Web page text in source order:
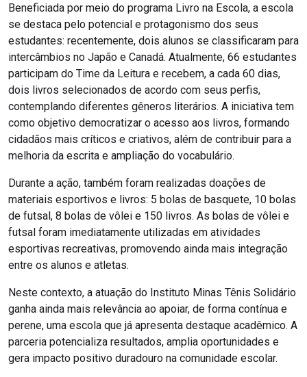
Beneficiada por meio do programa Livro na Escola, a escola
se destaca pelo potencial e protagonismo dos seus
estudantes: recentemente, dois alunos se classificaram para
intercâmbios no Japão e Canadá. Atualmente, 66 estudantes
participam do Time da Leitura e recebem, a cada 60 dias,
dois livros selecionados de acordo com seus perfis,
contemplando diferentes gêneros literários. A iniciativa tem
como objetivo democratizar o acesso aos livros, formando
cidadãos mais críticos e criativos, além de contribuir para a
melhoria da escrita e ampliação do vocabulário.
Durante a ação, também foram realizadas doações de
materiais esportivos e livros: 5 bolas de basquete, 10 bolas
de futsal, 8 bolas de vôlei e 150 livros. As bolas de vôlei e
futsal foram imediatamente utilizadas em atividades
esportivas recreativas, promovendo ainda mais integração
entre os alunos e atletas.
Neste contexto, a atuação do Instituto Minas Tênis Solidário
ganha ainda mais relevância ao apoiar, de forma contínua e
perene, uma escola que já apresenta destaque acadêmico. A
parceria potencializa resultados, amplia oportunidades e
gera impacto positivo duradouro na comunidade escolar.